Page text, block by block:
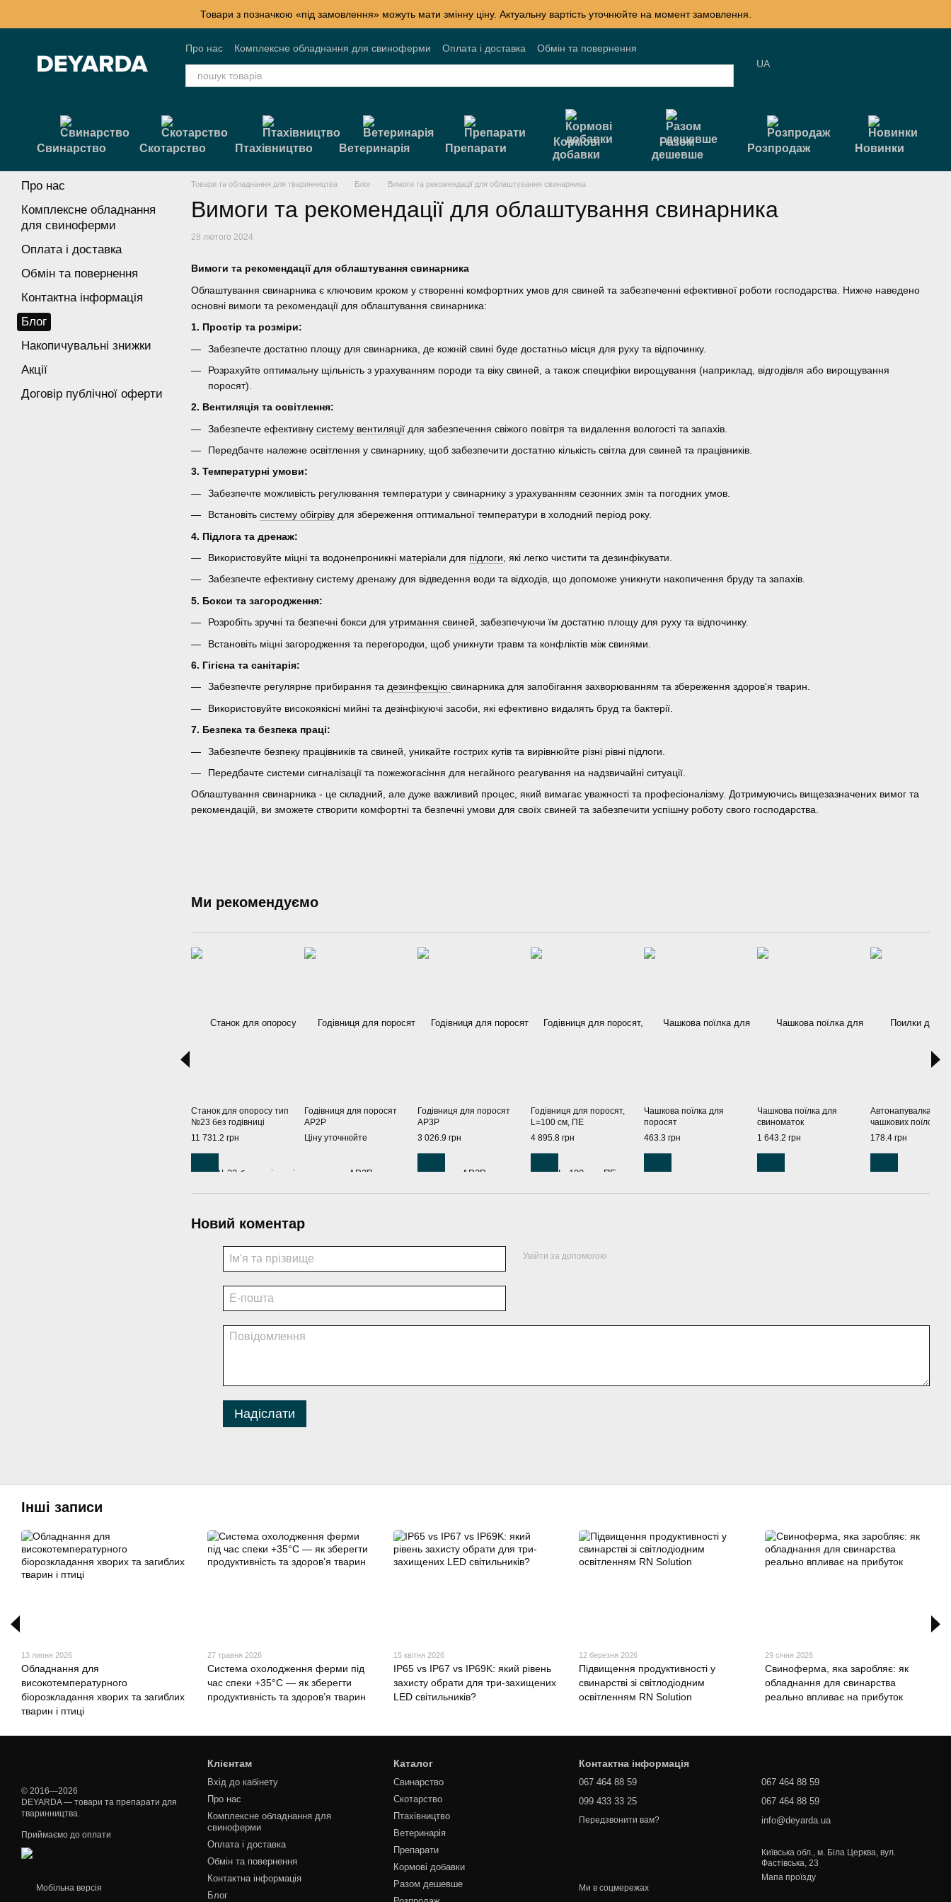
Товари з позначкою «під замовлення» можуть мати змінну ціну. Актуальну вартість уточнюйте на момент замовлення.
Про нас Комплексне обладнання для свиноферми Оплата і доставка
Обмін та повернення
Контактна інформація
Блог Накопичувальні знижки Акції Договір публічної оферти UA
Свинарство Скотарство Птахівництво Ветеринарія Препарати
Кормові
добавки
Разом
дешевше
Розпродаж Новинки
Товари та обладнання для тваринництва Блог Вимоги та рекомендації для облаштування свинарника
Вимоги та рекомендації для облаштування свинарника
28 лютого 2024
Вимоги та рекомендації для облаштування свинарника
Облаштування свинарника є ключовим кроком у створенні комфортних умов для свиней та забезпеченні ефективної роботи господарства. Нижче наведено
основні вимоги та рекомендації для облаштування свинарника:
1. Простір та розміри:
Забезпечте достатню площу для свинарника, де кожній свині буде достатньо місця для руху та відпочинку.
Розрахуйте оптимальну щільність з урахуванням породи та віку свиней, а також специфіки вирощування (наприклад, відгодівля або вирощування
поросят).
2. Вентиляція та освітлення:
Забезпечте ефективну систему вентиляції для забезпечення свіжого повітря та видалення вологості та запахів.
Передбачте належне освітлення у свинарнику, щоб забезпечити достатню кількість світла для свиней та працівників.
3. Температурні умови:
Забезпечте можливість регулювання температури у свинарнику з урахуванням сезонних змін та погодних умов.
Встановіть систему обігріву для збереження оптимальної температури в холодний період року.
4. Підлога та дренаж:
Використовуйте міцні та водонепроникні матеріали для підлоги , які легко чистити та дезинфікувати.
Забезпечте ефективну систему дренажу для відведення води та відходів, що допоможе уникнути накопичення бруду та запахів.
5. Бокси та загородження:
Розробіть зручні та безпечні бокси для утримання свиней , забезпечуючи їм достатню площу для руху та відпочинку.
Встановіть міцні загородження та перегородки, щоб уникнути травм та конфліктів між свинями.
6. Гігієна та санітарія:
Забезпечте регулярне прибирання та дезинфекцію свинарника для запобігання захворюванням та збереження здоров'я тварин.
Використовуйте високоякісні мийні та дезінфікуючі засоби, які ефективно видалять бруд та бактерії.
7. Безпека та безпека праці:
Забезпечте безпеку працівників та свиней, уникайте гострих кутів та вирівнюйте різні рівні підлоги.
Передбачте системи сигналізації та пожежогасіння для негайного реагування на надзвичайні ситуації.
Облаштування свинарника - це складний, але дуже важливий процес, який вимагає уважності та професіоналізму. Дотримуючись вищезазначених вимог та
рекомендацій, ви зможете створити комфортні та безпечні умови для своїх свиней та забезпечити успішну роботу свого господарства.
Ми рекомендуємо
Станок для опоросу тип
№23 без годівниці
11 731.2 грн
Годівниця для поросят
AP2P
Ціну уточнюйте
Годівниця для поросят
AP3P
3 026.9 грн
Годівниця для поросят,
L=100 см, ПЕ
4 895.8 грн
Чашкова поїлка для
поросят
463.3 грн
Чашкова поїлка для
свиноматок
1 643.2 грн
Автонапувалка
чашкових поїлок,
178.4 грн
Новий коментар
Увійти за допомогою
Надіслати
Про нас
Комплексне обладнання
для свиноферми
Оплата і доставка
Обмін та повернення
Контактна інформація
Блог
Накопичувальні знижки
Акції
Договір публічної оферти
Інші записи
13 липня 2026
Обладнання для
високотемпературного
біорозкладання хворих та загиблих
тварин і птиці
27 травня 2026
Система охолодження ферми під
час спеки +35°C — як зберегти
продуктивність та здоров’я тварин
15 квітня 2026
IP65 vs IP67 vs IP69K: який рівень
захисту обрати для три-захищених
LED світильників?
12 березня 2026
Підвищення продуктивності у
свинарстві зі світлодіодним
освітленням RN Solution
29 січня 2026
Свиноферма, яка заробляє: як
обладнання для свинарства
реально впливає на прибуток
© 2016—2026
DEYARDA — товари та препарати для
тваринництва.
Приймаємо до оплати
Мобільна версія
Клієнтам
Вхід до кабінету
Про нас
Комплексне обладнання для
свиноферми
Оплата і доставка
Обмін та повернення
Контактна інформація
Блог
Каталог
Свинарство
Скотарство
Птахівництво
Ветеринарія
Препарати
Кормові добавки
Разом дешевше
Контактна інформація
067 464 88 59
099 433 33 25
Передзвонити вам?
067 464 88 59
067 464 88 59
info@deyarda.ua
Київська обл., м. Біла Церква, вул.
Фастівська, 23
Мапа проїзду
Ми в соцмережах